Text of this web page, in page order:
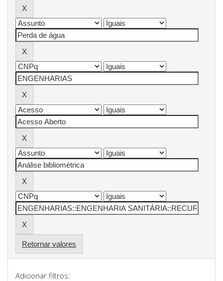
Retornar valores
Adicionar filtros: